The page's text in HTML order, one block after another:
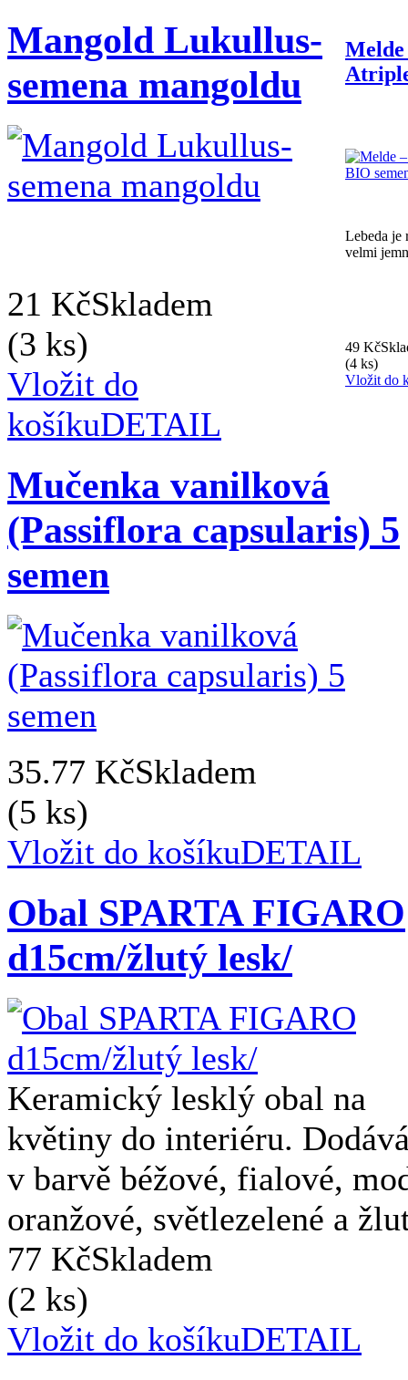
Mangold Lukullus-
semena mangoldu
Lebeda je
velmi
21 KčSkladem
(3 ks)
Vložit do
košíkuDETAIL
49 Kč
(4 ks)
Vložit do
Mučenka vanilková
(Passiflora capsularis) 5
semen
35.77 KčSkladem
(5 ks)
Vložit do košíkuDETAIL
Obal SPARTA FIGARO
d15cm/žlutý lesk/
Keramický lesklý obal na
květiny do interiéru.
v barvě béžové, fialové,
oranžové, světlezelené a
77 KčSkladem
(2 ks)
Vložit do košíkuDETAIL